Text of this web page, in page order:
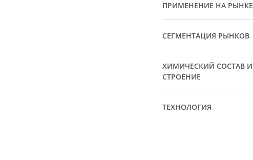
ПРИМЕНЕНИЕ НА РЫНКЕ
СЕГМЕНТАЦИЯ РЫНКОВ
ХИМИЧЕСКИЙ СОСТАВ И
СТРОЕНИЕ
ТЕХНОЛОГИЯ